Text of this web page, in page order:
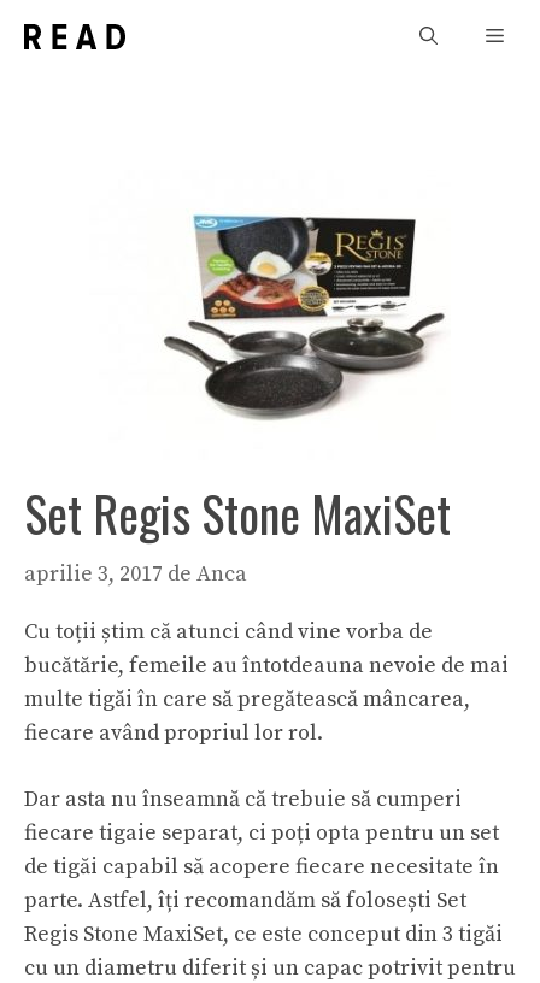
Set Regis Stone MaxiSet
aprilie 3, 2017 de Anca
Cu toții știm că atunci când vine vorba de
bucătărie, femeile au întotdeauna nevoie de mai
multe tigăi în care să pregătească mâncarea,
fiecare având propriul lor rol.
Dar asta nu înseamnă că trebuie să cumperi
fiecare tigaie separat, ci poți opta pentru un set
de tigăi capabil să acopere fiecare necesitate în
parte. Astfel, îți recomandăm să folosești Set
Regis Stone MaxiSet, ce este conceput din 3 tigăi
cu un diametru diferit și un capac potrivit pentru